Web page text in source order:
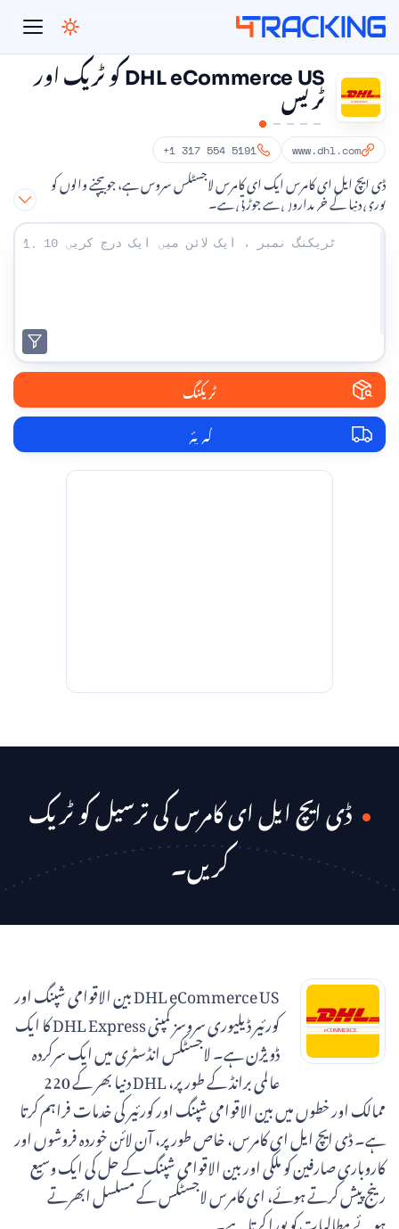
4Tracking
DHL eCommerce US کو ٹریک اور
ٹریس
www.dhl.com
+1 317 554 5191
ڈی ایچ ایل ای کامرس ایک ای کامرس لاجسٹکس سروس ہے، جو بیچنے والوں کو
پوری دنیا کے خریداروں سے جوڑتی ہے۔
اپنے ٹریکنگ نمبر درج کریں: 1.
ٹریکنگ
کیریئر
ڈی ایچ ایل ای کامرس کی ترسیل کو ٹریک
کریں۔
DHL eCommerce US بین الاقوامی شپنگ اور
کورئیر ڈیلیوری سروسز کمپنی DHL Express کا ایک
ڈویژن ہے۔ لاجسٹکس انڈسٹری میں ایک سرکردہ
عالمی برانڈ کے طور پر، DHL دنیا بھر کے 220
ممالک اور خطوں میں بین الاقوامی شپنگ اور کورئیر کی خدمات فراہم کرتا
ہے۔ ڈی ایچ ایل ای کامرس، خاص طور پر، آن لائن خوردہ فروشوں اور
کاروباری صارفین کو ملکی اور بین الاقوامی شپنگ کے حل کی ایک وسیع
رینج پیش کرتے ہوئے، ای کامرس لاجسٹکس کے مسلسل ابھرتے
ہوئے مطالبات کو پورا کرتا ہے۔